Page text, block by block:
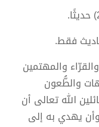
والمهتمين
والطُّعون
الله تعالى أن
وأن يهدي به إلى